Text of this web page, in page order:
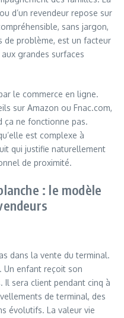
d’un revendeur repose sur
sans jargon,
de problème, est un facteur
grandes surfaces
le commerce en ligne.
sur Amazon ou Fnac.com,
ça ne fonctionne pas.
est complexe à
qui justifie naturellement
de proximité.
: le modèle
dans la vente du terminal.
Un enfant reçoit son
Il sera client pendant cinq à
de terminal, des
évolutifs. La valeur vie